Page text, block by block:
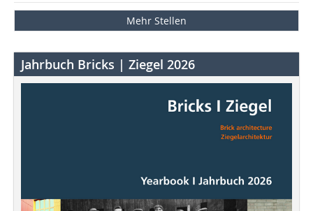
Mehr Stellen
Jahrbuch Bricks | Ziegel 2026